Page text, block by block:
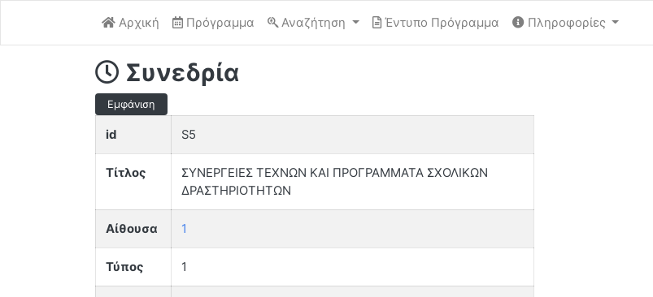
Αρχική Πρόγραμμα Αναζήτηση Έντυπο Πρόγραμμα Πληροφορίες
Συνεδρία
Εμφάνιση
id S5
Τίτλος
ΣΥΝΕΡΓΕΙΕΣ ΤΕΧΝΩΝ ΚΑΙ ΠΡΟΓΡΑΜΜΑΤΑ ΣΧΟΛΙΚΩΝ
ΔΡΑΣΤΗΡΙΟΤΗΤΩΝ
Αίθουσα 1
Τύπος 1